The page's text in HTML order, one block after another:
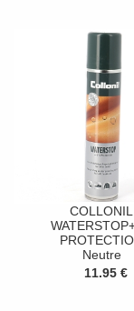
COLLONIL
Neutre
11.95 €